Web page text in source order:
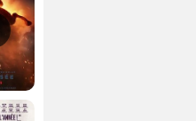
De la Comédie-Française Teaser VF